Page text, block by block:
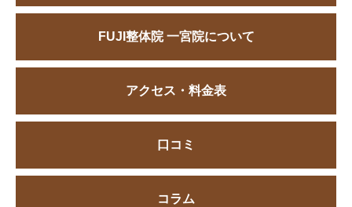
FUJI整体院 一宮院について
アクセス・料金表
口コミ
コラム